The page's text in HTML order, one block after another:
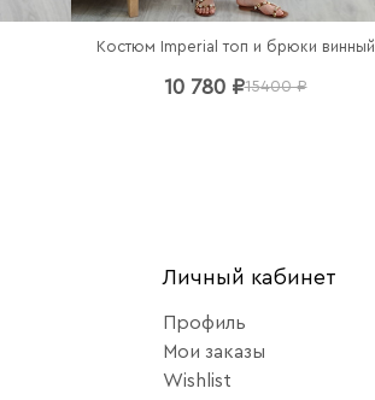
Костюм Imperial топ и брюки винный
10 780 ₽15400 ₽
Личный кабинет
Профиль
Мои заказы
Wishlist